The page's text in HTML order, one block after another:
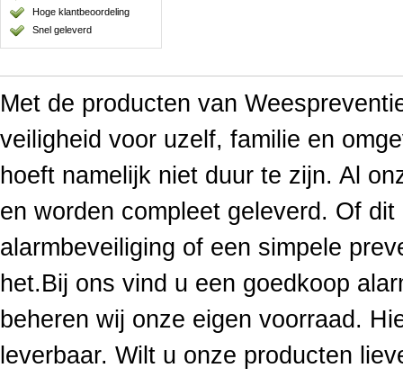
Hoge klantbeoordeling
Snel geleverd
Met de producten van
veiligheid voor uzelf, familie en
hoeft namelijk niet duur te zijn. Al
en worden compleet geleverd. Of
alarmbeveiliging of een simpele
het.Bij ons vind u een goedkoop
beheren wij onze eigen voorraad.
leverbaar. Wilt u onze producten